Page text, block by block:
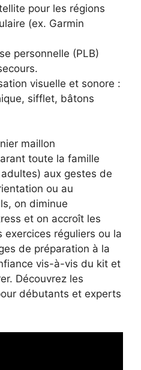
pour les régions
(ex. Garmin
personnelle (PLB)
visuelle et sonore :
sifflet, bâtons
maillon
toute la famille
aux gestes de
ou au
on diminue
et on accroît les
exercices réguliers ou la
de préparation à la
vis-à-vis du kit et
Découvrez les
débutants et experts